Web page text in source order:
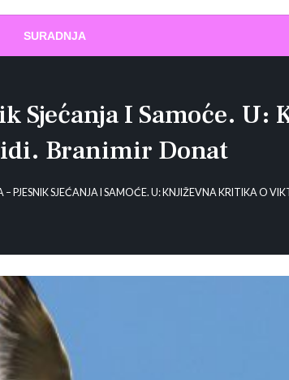
SURADNJA
Sjećanja I Samoće.
Branimir Donat
PJESNIK SJEĆANJA I SAMOĆE. U: KNJIŽEVNA KRITIKA O